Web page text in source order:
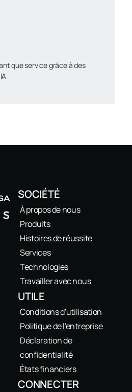
que service grâce à des
SOCIÉTÉ
À propos de nous
Produits
Histoires de réussite
Services
Technologies
Travailler avec nous
UTILE
Conditions d'utilisation
Politique de l'entreprise
Déclaration de
confidentialité
États financiers
CONNECTER